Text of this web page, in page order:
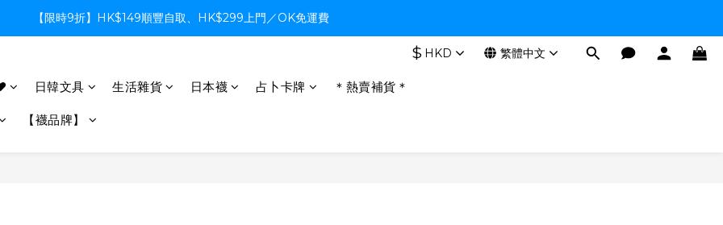
【限時9折】HK$149順豐自取、HK$299上門／OK免運費
【限時9折】HK$149順豐自取、HK$299上門／OK免運費
【限時9折】HK$149順豐自取、HK$299上門／OK免運費
$ HKD 繁體中文
日韓文具 生活雜貨 日本襪 占卜卡牌 ＊熱賣補貨＊
【襪品牌】